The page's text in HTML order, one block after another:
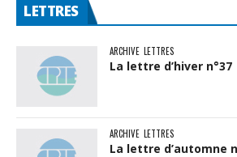
LETTRES
ARCHIVE LETTRES
La lettre d’hiver n°37
ARCHIVE LETTRES
La lettre d’automne